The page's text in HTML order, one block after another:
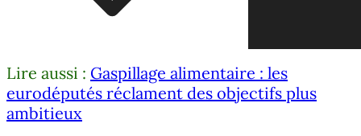
Lire aussi : Gaspillage alimentaire : les
eurodéputés réclament des objectifs plus
ambitieux